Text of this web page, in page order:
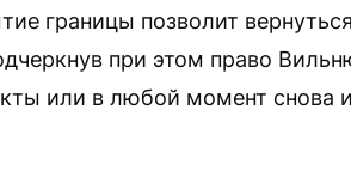
границы позволит
при этом право
или в любой момент снова